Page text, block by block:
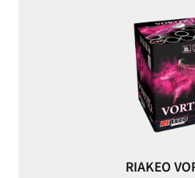
RIAKEO